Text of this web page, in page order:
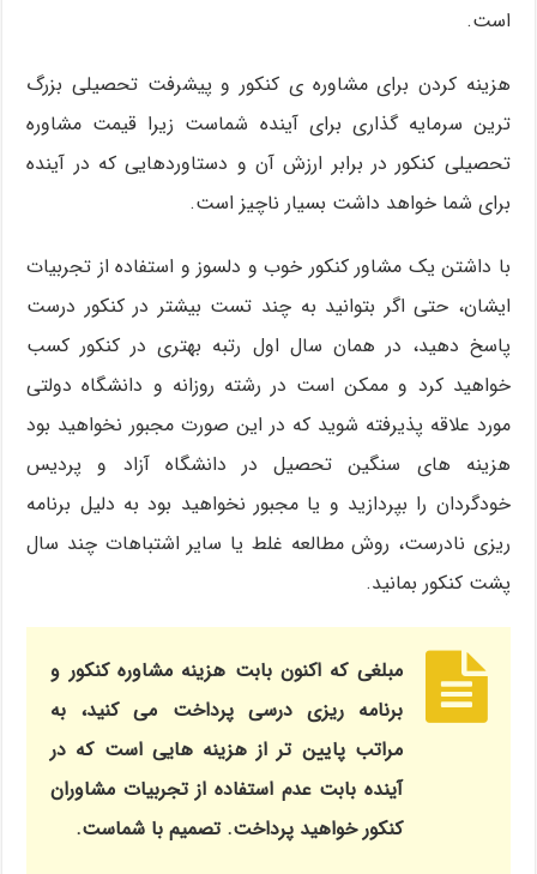
است.
هزینه کردن برای مشاوره ی کنکور و پیشرفت تحصیلی بزرگ
ترین سرمایه گذاری برای آینده شماست زیرا قیمت مشاوره
تحصیلی کنکور در برابر ارزش آن و دستاوردهایی که در آینده
برای شما خواهد داشت بسیار ناچیز است.
با داشتن یک مشاور کنکور خوب و دلسوز و استفاده از تجربیات
ایشان، حتی اگر بتوانید به چند تست بیشتر در کنکور درست
پاسخ دهید، در همان سال اول رتبه بهتری در کنکور کسب
خواهید کرد و ممکن است در رشته روزانه و دانشگاه دولتی
مورد علاقه پذیرفته شوید که در این صورت مجبور نخواهید بود
هزینه های سنگین تحصیل در دانشگاه آزاد و پردیس
خودگردان را بپردازید و یا مجبور نخواهید بود به دلیل برنامه
ریزی نادرست، روش مطالعه غلط یا سایر اشتباهات چند سال
پشت کنکور بمانید.
مبلغی که اکنون بابت هزینه مشاوره کنکور و
برنامه ریزی درسی پرداخت می کنید، به
مراتب پایین تر از هزینه هایی است که در
آینده بابت عدم استفاده از تجربیات مشاوران
کنکور خواهید پرداخت. تصمیم با شماست.